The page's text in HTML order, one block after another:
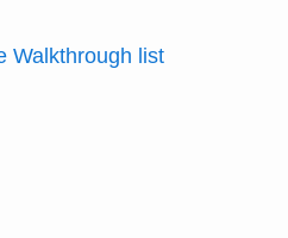
Walkthrough list